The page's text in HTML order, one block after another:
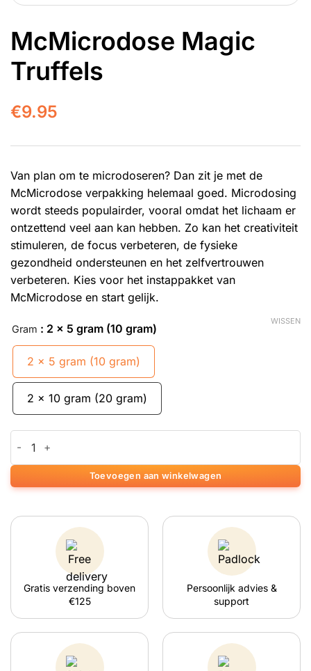
McMicrodose Magic
Truffels
€9.95
Van plan om te microdoseren? Dan zit je met de
McMicrodose verpakking helemaal goed. Microdosing
wordt steeds populairder, vooral omdat het lichaam er
ontzettend veel aan kan hebben. Zo kan het creativiteit
stimuleren, de focus verbeteren, de fysieke
gezondheid ondersteunen en het zelfvertrouwen
verbeteren. Kies voor het instappakket van
McMicrodose en start gelijk.
Gram : 2 x 5 gram (10 gram)
2 x 5 gram (10 gram)
2 x 10 gram (20 gram)
WISSEN
Toevoegen aan winkelwagen
Gratis verzending boven
€125
Persoonlijk advies &
support